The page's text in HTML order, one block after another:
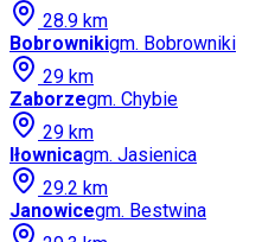
28.9 km
Bobrownikigm. Bobrowniki
29 km
Zaborzegm. Chybie
29 km
Iłownicagm. Jasienica
29.2 km
Janowicegm. Bestwina